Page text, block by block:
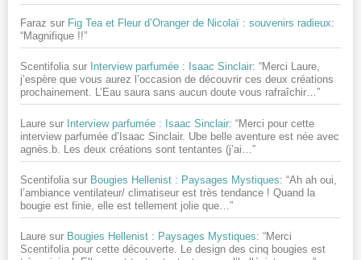
Faraz sur Fig Tea et Fleur d’Oranger de Nicolaï : souvenirs radieux:
“Magnifique !!”
Scentifolia sur Interview parfumée : Isaac Sinclair: “Merci Laure,
j’espère que vous aurez l’occasion de découvrir ces deux créations
prochainement. L’Eau saura sans aucun doute vous rafraîchir…”
Laure sur Interview parfumée : Isaac Sinclair: “Merci pour cette
interview parfumée d’Isaac Sinclair. Ube belle aventure est née avec
agnès.b. Les deux créations sont tentantes (j’ai… ”
Scentifolia sur Bougies Hellenist : Paysages Mystiques: “Ah ah oui,
l’ambiance ventilateur/ climatiseur est très tendance ! Quand la
bougie est finie, elle est tellement jolie que… ”
Laure sur Bougies Hellenist : Paysages Mystiques: “Merci
Scentifolia pour cette découverte. Le design des cinq bougies est